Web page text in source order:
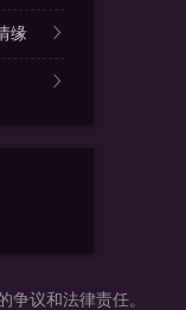
缘
争议和法律责任。